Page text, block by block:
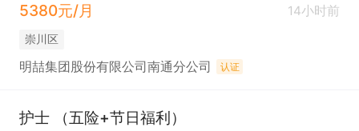
5380元/月
14小时前
崇川区
明喆集团股份有限公司南通分公司 认证
护士 （五险+节日福利）